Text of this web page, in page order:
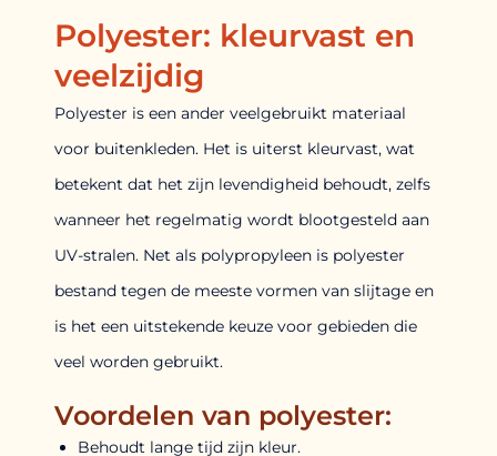
Polyester: kleurvast en
veelzijdig
Polyester is een ander veelgebruikt materiaal
voor buitenkleden. Het is uiterst kleurvast, wat
betekent dat het zijn levendigheid behoudt, zelfs
wanneer het regelmatig wordt blootgesteld aan
UV-stralen. Net als polypropyleen is polyester
bestand tegen de meeste vormen van slijtage en
is het een uitstekende keuze voor gebieden die
veel worden gebruikt.
Voordelen van polyester:
Behoudt lange tijd zijn kleur.